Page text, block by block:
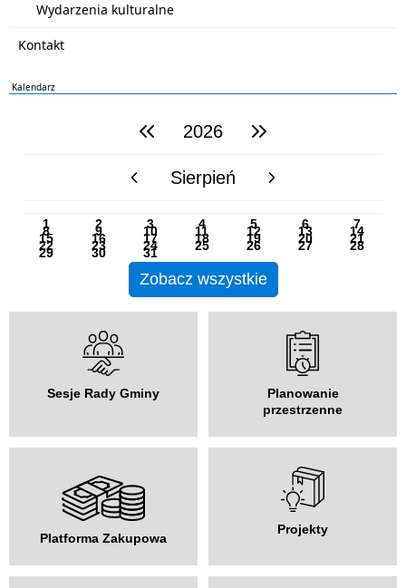
Wydarzenia kulturalne
Kontakt
Kalendarz
poprzedni rok2026 następny rok
poprzedni miesiącSierpień następny miesiąc
1 2 3 4 5 6 7
8 9 10 11 12 13 14
15 16 17 18 19 20 21
22 23 24 25 26 27 28
29 30 31
Zobacz wszystkie
Sesje Rady Gminy
Planowanie
przestrzenne
Platforma Zakupowa
Projekty